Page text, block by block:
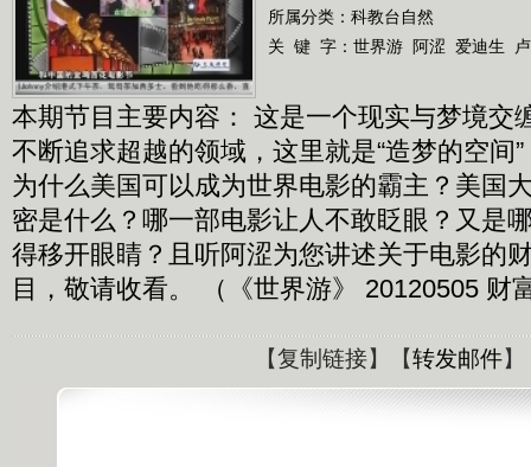
所属分类：科教台自然
关 键 字： 世界游 阿涩 爱迪生
本期节目主要内容： 这是一个现实与梦境交
不断追求超越的领域，这里就是“造梦的空间
为什么美国可以成为世界电影的霸主？美国
密是什么？哪一部电影让人不敢眨眼？又是
得移开眼睛？且听阿涩为您讲述关于电影的
目，敬请收看。 （《世界游》 20120505 财
【复制链接】【转发邮件】